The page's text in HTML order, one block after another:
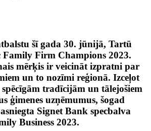
šī gada 30. jūnijā, Tartū
Firm Champions 2023.
mērķis ir veicināt izpratni par
un to nozīmi reģionā. Izceļot
tradīcijām un tālejošiem
ģimenes uzņēmumus, šogad
Signet Bank specbalva
Business 2023.